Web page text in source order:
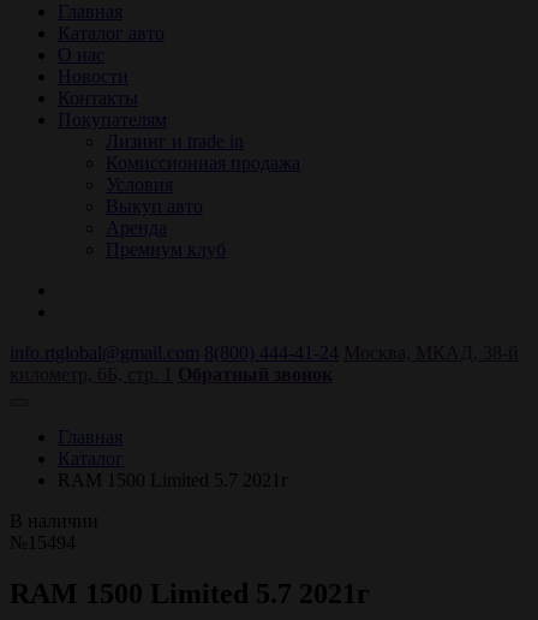
Главная
Каталог авто
О нас
Новости
Контакты
Покупателям
Лизинг и trade in
Комиссионная продажа
Условия
Выкуп авто
Аренда
Премиум клуб
info.rtglobal@gmail.com 8(800) 444-41-24
Главная
Каталог
RAM 1500 Limited 5.7 2021г
В наличии
№15494
RAM 1500 Limited 5.7 2021г